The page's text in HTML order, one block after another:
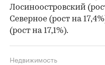
Лосиноостровский
Северное (рост на
(рост на 17,1%).
Недвижимость